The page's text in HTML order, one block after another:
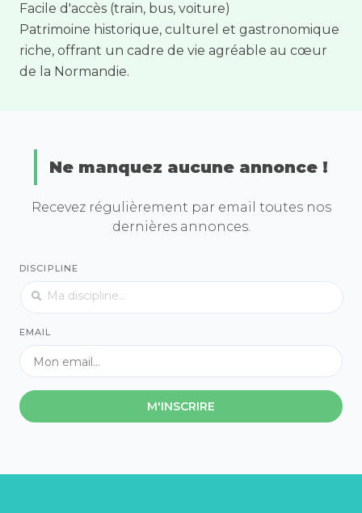
Facile d'accès (train, bus, voiture)
Patrimoine historique, culturel et gastronomique
riche, offrant un cadre de vie agréable au cœur
de la Normandie.
Ne manquez aucune annonce !
Recevez régulièrement par email toutes nos
dernières annonces.
DISCIPLINE
EMAIL
M'INSCRIRE